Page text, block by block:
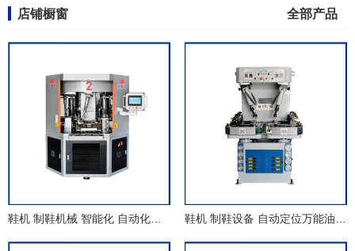
店铺橱窗 全部产品